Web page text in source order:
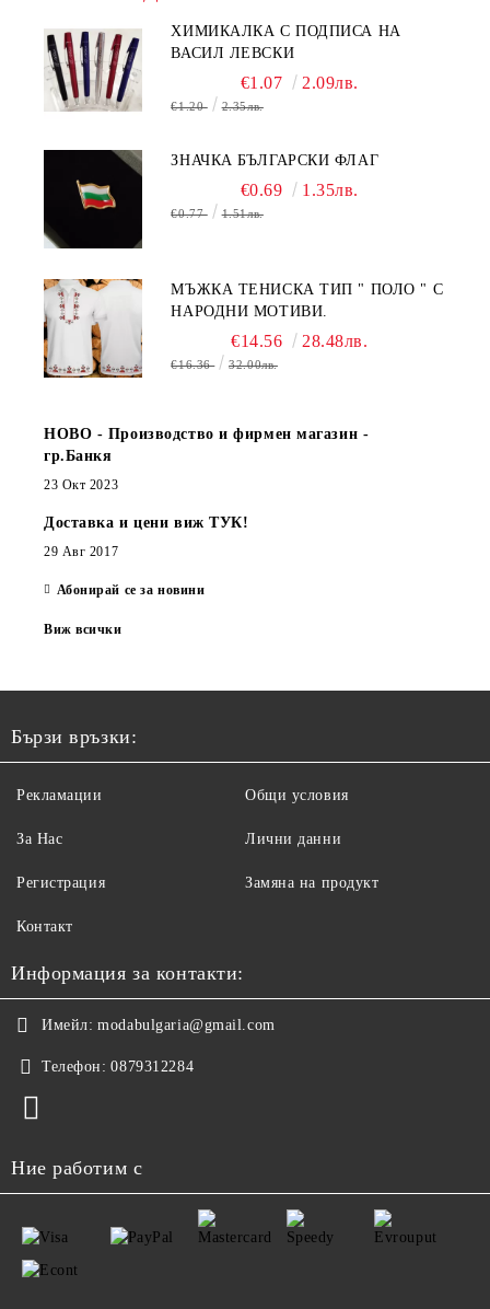
ХИМИКАЛКА С ПОДПИСА НА
ВАСИЛ ЛЕВСКИ
€1.07 2.09лв.
€1.20 2.35лв.
ЗНАЧКА БЪЛГАРСКИ ФЛАГ
€0.69 1.35лв.
€0.77 1.51лв.
МЪЖКА ТЕНИСКА ТИП " ПОЛО " С
НАРОДНИ МОТИВИ.
€14.56 28.48лв.
€16.36 32.00лв.
НОВО - Производство и фирмен магазин -
гр.Банкя
23 Окт 2023
Доставка и цени виж ТУК!
29 Авг 2017
Абонирай се за новини
Виж всички
Бързи връзки:
Рекламации
За Нас
Регистрация
Контакт
Общи условия
Лични данни
Замяна на продукт
Информация за контакти:
Имейл: modabulgaria@gmail.com
Телефон: 0879312284
Ние работим с